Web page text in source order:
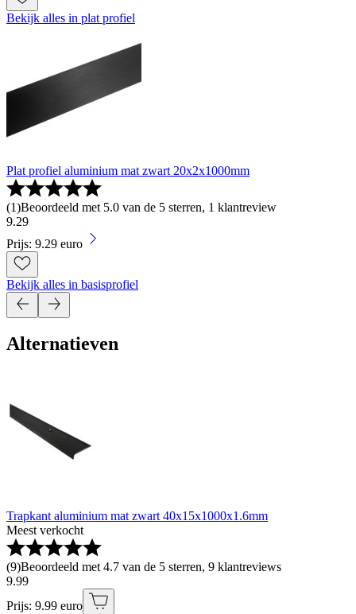
Bekijk alles in plat profiel
Plat profiel aluminium mat zwart 20x2x1000mm
(1)Beoordeeld met 5.0 van de 5 sterren, 1 klantreview
9.29
Prijs: 9.29 euro
Bekijk alles in basisprofiel
Alternatieven
Trapkant aluminium mat zwart 40x15x1000x1.6mm
Meest verkocht
(9)Beoordeeld met 4.7 van de 5 sterren, 9 klantreviews
9.99
Prijs: 9.99 euro